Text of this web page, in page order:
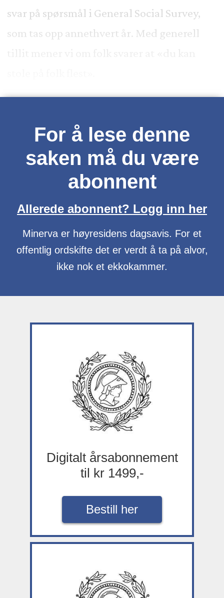
svar på spørsmål i General Social Survey,
som tas opp annethvert år. Med generell
For å lese denne
saken må du være
abonnent
Allerede abonnent? Logg inn her
Minerva er høyresidens dagsavis. For et
offentlig ordskifte det er verdt å ta på alvor,
ikke nok et ekkokammer.
Digitalt årsabonnement
til kr 1499,-
Bestill her